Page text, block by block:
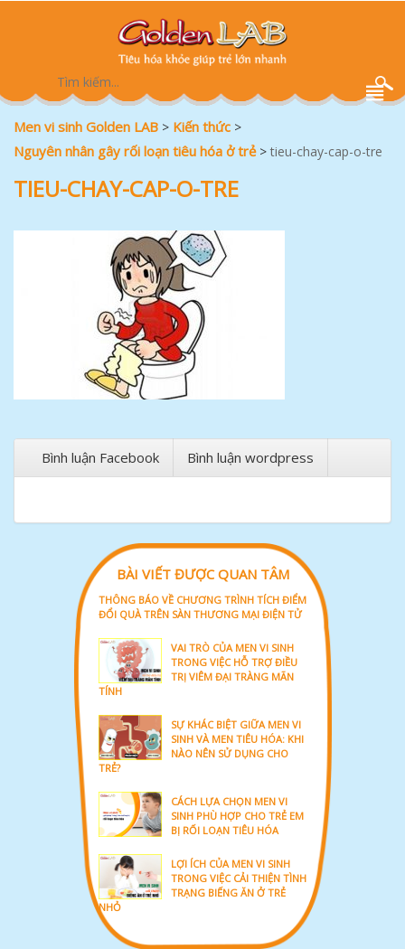
Men vi sinh Golden LAB > Kiến thức >
Nguyên nhân gây rối loạn tiêu hóa ở trẻ>tieu-chay-cap-o-tre
TIEU-CHAY-CAP-O-TRE
Bình luận Facebook Bình luận wordpress
BÀI VIẾT ĐƯỢC QUAN TÂM
THÔNG BÁO VỀ CHƯƠNG TRÌNH TÍCH ĐIỂM
ĐỔI QUÀ TRÊN SÀN THƯƠNG MẠI ĐIỆN TỬ
VAI TRÒ CỦA MEN VI SINH
TRONG VIỆC HỖ TRỢ ĐIỀU
TRỊ VIÊM ĐẠI TRÀNG MÃN
TÍNH
SỰ KHÁC BIỆT GIỮA MEN VI
SINH VÀ MEN TIÊU HÓA: KHI
NÀO NÊN SỬ DỤNG CHO
TRẺ?
CÁCH LỰA CHỌN MEN VI
SINH PHÙ HỢP CHO TRẺ EM
BỊ RỐI LOẠN TIÊU HÓA
LỢI ÍCH CỦA MEN VI SINH
TRONG VIỆC CẢI THIỆN TÌNH
TRẠNG BIẾNG ĂN Ở TRẺ
NHỎ